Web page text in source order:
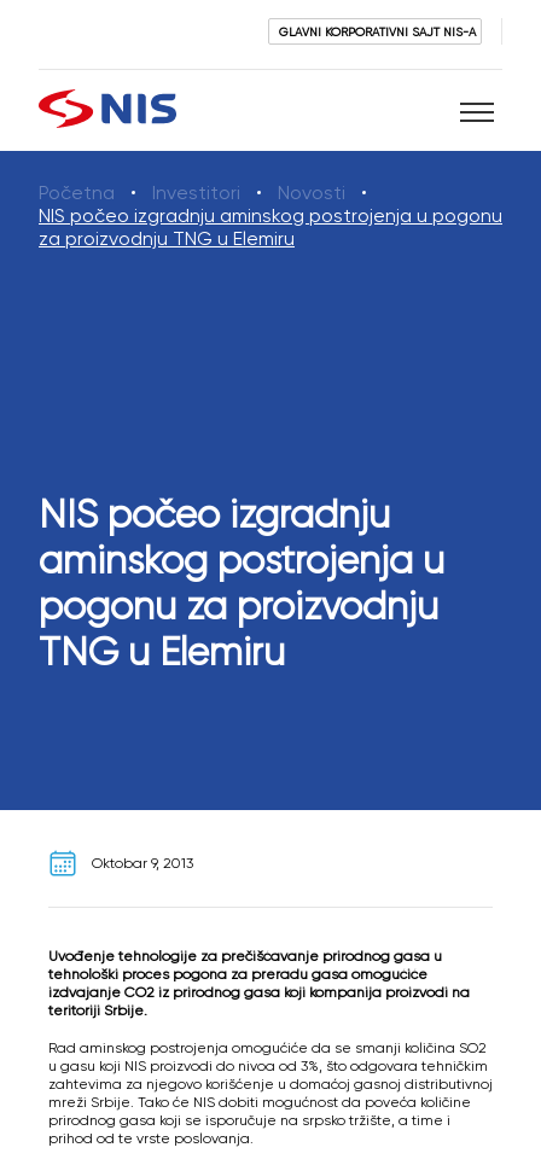
GLAVNI KORPORATIVNI SAJT NIS-A
Pretraži
Početna Investitori
Novosti
NIS počeo izgradnju aminskog postrojenja u pogonu
za proizvodnju TNG u Elemiru
NIS počeo izgradnju
aminskog postrojenja u
pogonu za proizvodnju
TNG u Elemiru
Oktobar 9, 2013
Uvođenje tehnologije za prečišćavanje prirodnog gasa u
tehnološki proces pogona za preradu gasa omogućiće
izdvajanje CO2 iz prirodnog gasa koji kompanija proizvodi na
teritoriji Srbije.
Rad aminskog postrojenja omogućiće da se smanji količina SO2
u gasu koji NIS proizvodi do nivoa od 3%, što odgovara tehničkim
zahtevima za njegovo korišćenje u domaćoj gasnoj distributivnoj
mreži Srbije. Tako će NIS dobiti mogućnost da poveća količine
prirodnog gasa koji se isporučuje na srpsko tržište, a time i
prihod od te vrste poslovanja.